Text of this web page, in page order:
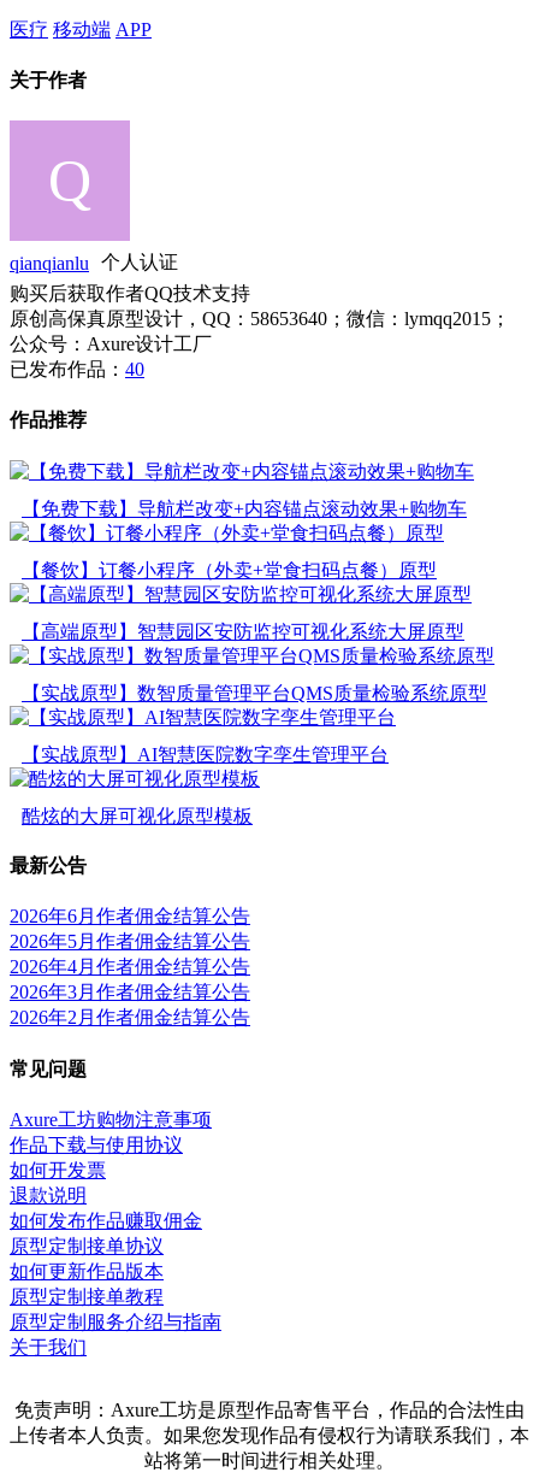
医疗 移动端 APP
关于作者
qianqianlu
个人认证
购买后获取作者QQ技术支持
原创高保真原型设计，QQ：58653640；微信：lymqq2015；
公众号：Axure设计工厂
已发布作品： 40
作品推荐
【免费下载】导航栏改变+内容锚点滚动效果+购物车
【餐饮】订餐小程序（外卖+堂食扫码点餐）原型
【高端原型】智慧园区安防监控可视化系统大屏原型
【实战原型】数智质量管理平台QMS质量检验系统原型
【实战原型】AI智慧医院数字孪生管理平台
酷炫的大屏可视化原型模板
最新公告
2026年6月作者佣金结算公告
2026年5月作者佣金结算公告
2026年4月作者佣金结算公告
2026年3月作者佣金结算公告
2026年2月作者佣金结算公告
常见问题
Axure工坊购物注意事项
作品下载与使用协议
如何开发票
退款说明
如何发布作品赚取佣金
原型定制接单协议
如何更新作品版本
原型定制接单教程
原型定制服务介绍与指南
关于我们
免责声明：Axure工坊是原型作品寄售平台，作品的合法性由
上传者本人负责。如果您发现作品有侵权行为请联系我们，本
站将第一时间进行相关处理。